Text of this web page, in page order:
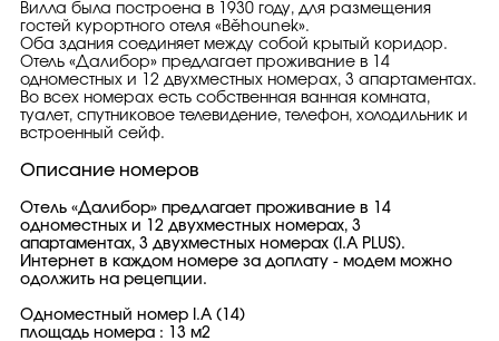
Вилла была построена в 1930 году, для размещения
гостей курортного отеля «Běhounek».
Oба здания соединяет между собой крытый коридор.
Отель «Далибор» предлагает проживание в 14
одноместных и 12 двухместных номерах, 3 апартаментах.
Во всех номерах есть собственная ванная комната,
туалет, спутниковое телевидение, телефон, холодильник и
встроенный сейф.
Описание номеров
Отель «Далибор» предлагает проживание в 14
одноместных и 12 двухместных номерах, 3
апартаментах, 3 двухместных номерах (I.A PLUS).
Интернет в каждом номере за доплату - модем можно
одолжить на рецепции.
Одноместный номер I.A (14)
площадь номера : 13 м2